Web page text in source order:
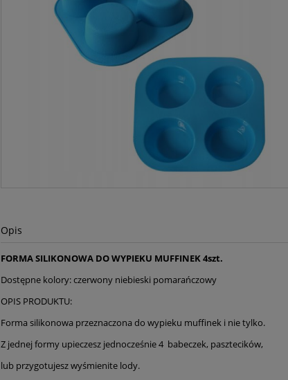
Opis
FORMA SILIKONOWA DO WYPIEKU MUFFINEK 4szt.
Dostępne kolory: czerwony niebieski pomarańczowy
OPIS PRODUKTU:
Forma silikonowa przeznaczona do wypieku muffinek i nie tylko.
Z jednej formy upieczesz jednocześnie 4 babeczek, pasztecików,
lub przygotujesz wyśmienite lody.